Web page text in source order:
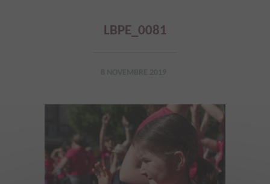
LBPE_0081